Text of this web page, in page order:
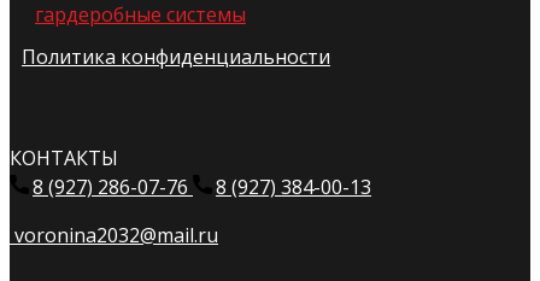
гардеробные системы
Политика конфиденциальности
КОНТАКТЫ
8 (927) 286-07-76
8 (927) 384-00-13
voronina2032@mail.ru